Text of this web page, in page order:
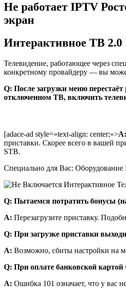
Не работает IPTV
экран
Интерактивное ТВ 2.0
Телевидение, работающее через
конкретному провайдеру — вы
Q: После загрузки меню
отключенном ТВ, включить
[adace-ad style=»text-align: center;»>A:
приставки. Скорее всего в вашей
STB.
Специально для Вас: Оборудование
Q: Пытаемся потратить бонусы
A: Перезагрузите приставку.
Q: При загрузке приставки
A: Возможно, сбиты настройки на
Q: При оплате банковской
A: Ошибка 101 означает, что у вас